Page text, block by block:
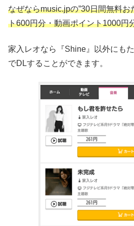
なぜならmusic.jpの”30日間無料お
ト600円分・動画ポイント1000円
家入レオなら『Shine』以外にも
でDLすることができます。